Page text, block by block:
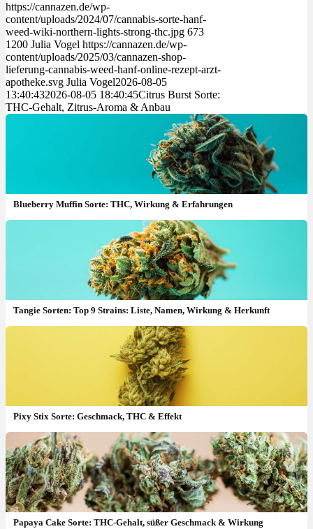
https://cannazen.de/wp-
content/uploads/2024/07/cannabis-sorte-hanf-
weed-wiki-northern-lights-strong-thc.jpg 673
1200 Julia Vogel https://cannazen.de/wp-
content/uploads/2025/03/cannazen-shop-
lieferung-cannabis-weed-hanf-online-rezept-arzt-
apotheke.svg Julia Vogel2026-08-05
13:40:432026-08-05 18:40:45Citrus Burst Sorte:
THC-Gehalt, Zitrus-Aroma & Anbau
Blueberry Muffin Sorte: THC, Wirkung & Erfahrungen
Tangie Sorten: Top 9 Strains: Liste, Namen, Wirkung & Herkunft
Pixy Stix Sorte: Geschmack, THC & Effekt
Papaya Cake Sorte: THC-Gehalt, süßer Geschmack & Wirkung
Paul Newman OG Sorte: Genetik, THC & Ernte